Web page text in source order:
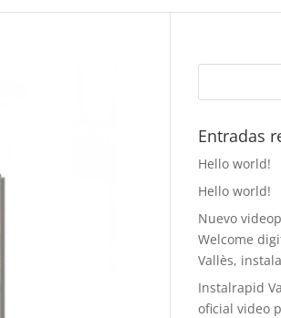
Entradas
Hello world!
Hello world!
Nuevo
Welcome
Vallès,
Instalrapid
oficial video